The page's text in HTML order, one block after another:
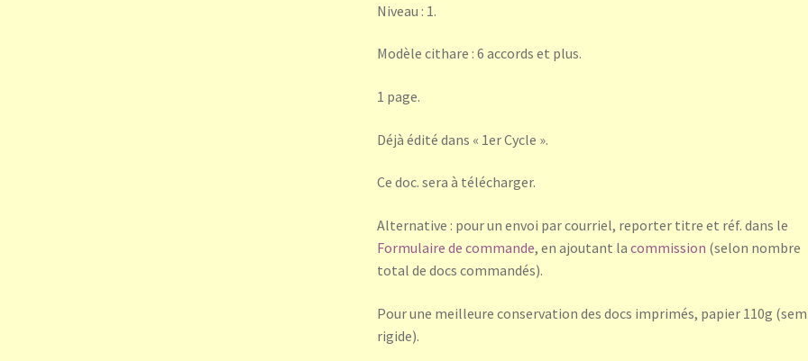
Niveau : 1.
Modèle cithare : 6 accords et plus.
1 page.
Déjà édité dans « 1er Cycle ».
Ce doc. sera à télécharger.
Alternative : pour un envoi par courriel, reporter titre et réf. dans le
Formulaire de commande, en ajoutant la commission (selon nombre
total de docs commandés).
Pour une meilleure conservation des docs imprimés, papier 110g
rigide).